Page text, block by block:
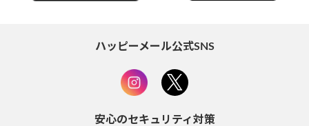
ハッピーメール公式SNS
安心のセキュリティ対策